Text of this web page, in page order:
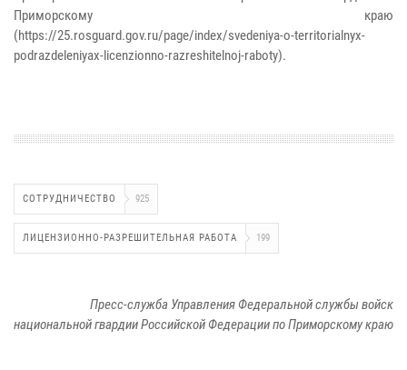
Приморскому краю
(https://25.rosguard.gov.ru/page/index/svedeniya-o-territorialnyx-
podrazdeleniyax-licenzionno-razreshitelnoj-raboty).
СОТРУДНИЧЕСТВО 925
ЛИЦЕНЗИОННО-РАЗРЕШИТЕЛЬНАЯ РАБОТА 199
Пресс-служба Управления Федеральной службы войск
национальной гвардии Российской Федерации по Приморскому краю